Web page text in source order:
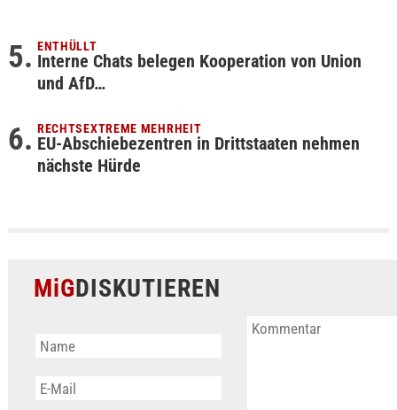
ENTHÜLLT
Interne Chats belegen Kooperation von Union
und AfD…
RECHTSEXTREME MEHRHEIT
EU-Abschiebezentren in Drittstaaten nehmen
nächste Hürde
MiGDISKUTIEREN